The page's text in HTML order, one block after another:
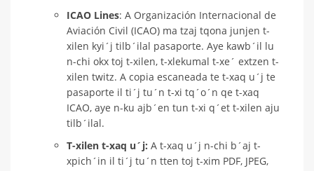
ICAO Lines: A Organización Internacional de
Aviación Civil (ICAO) ma tzaj tqona junjen t-
xilen kyi´j tilb´ilal pasaporte. Aye kawb´il lu
n-chi okx toj t-xilen, t-xlekumal t-xe´ extzen t-
xilen twitz. A copia escaneada te t-xaq u´j te
pasaporte il ti´j tu´n t-xi tq´o´n qe t-xaq
ICAO, aye n-ku ajb´en tun t-xi q´et t-xilen aju
tilb´ilal.
T-xilen t-xaq u´j: A t-xaq u´j n-chi b´aj t-
xpich´in il ti´j tu´n tten toj t-xim PDF, JPEG,